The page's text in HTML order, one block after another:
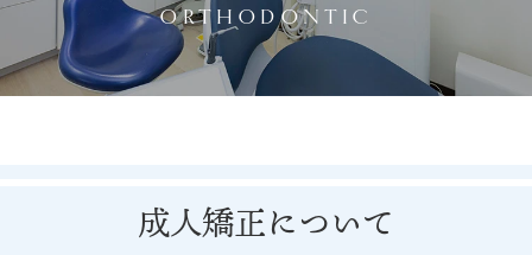
ORTHODONTIC
成人矯正について